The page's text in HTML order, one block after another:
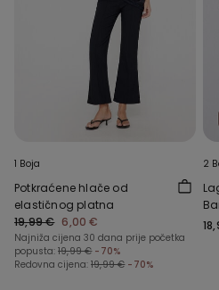
1 Boja
Potkraćene hlače od
elastičnog platna
19,99 € 6,00 €
Najniža cijena 30 dana prije početka
popusta: 19,99 € -70%
Redovna cijena: 19,99 € -70%
2